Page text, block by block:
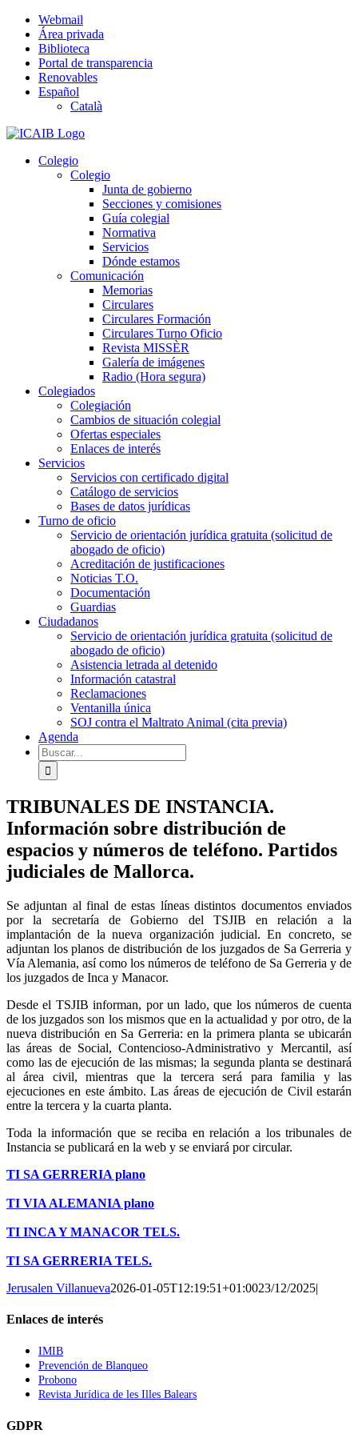
Saltar
contenido
Webmail
Área privada
Biblioteca
Portal de transparencia
Renovables
Español
Català
Colegio
Colegio
Junta de gobierno
Secciones y comisiones
Guía colegial
Normativa
Servicios
Dónde estamos
Comunicación
Memorias
Circulares
Circulares Formación
Circulares Turno Oficio
Revista MISSÈR
Galería de imágenes
Radio (Hora segura)
Colegiados
Colegiación
Cambios de situación colegial
Ofertas especiales
Enlaces de interés
Servicios
Servicios con certificado digital
Catálogo de servicios
Bases de datos jurídicas
Turno de oficio
Servicio de orientación jurídica gratuita (solicitud de
abogado de oficio)
Acreditación de justificaciones
Noticias T.O.
Documentación
Guardias
Ciudadanos
Servicio de orientación jurídica gratuita (solicitud de
abogado de oficio)
Asistencia letrada al detenido
Información catastral
Reclamaciones
Ventanilla única
SOJ contra el Maltrato Animal (cita previa)
Agenda
Buscar:
TRIBUNALES DE INSTANCIA.
Información sobre distribución de
espacios y números de teléfono. Partidos
judiciales de Mallorca.
Se adjuntan al final de estas líneas distintos documentos enviados
por la secretaría de Gobierno del TSJIB en relación a la
implantación de la nueva organización judicial. En concreto, se
adjuntan los planos de distribución de los juzgados de Sa Gerreria y
Vía Alemania, así como los números de teléfono de Sa Gerreria y de
los juzgados de Inca y Manacor.
Desde el TSJIB informan, por un lado, que los números de cuenta
de los juzgados son los mismos que en la actualidad y por otro, de la
nueva distribución en Sa Gerreria: en la primera planta se ubicarán
las áreas de Social, Contencioso-Administrativo y Mercantil, así
como las de ejecución de las mismas; la segunda planta se destinará
al área civil, mientras que la tercera será para familia y las
ejecuciones en este ámbito. Las áreas de ejecución de Civil estarán
entre la tercera y la cuarta planta.
Toda la información que se reciba en relación a los tribunales de
Instancia se publicará en la web y se enviará por circular.
TI SA GERRERIA plano
TI VIA ALEMANIA plano
TI INCA Y MANACOR TELS.
TI SA GERRERIA TELS.
Jerusalen Villanueva2026-01-05T12:19:51+01:0023/12/2025|
Enlaces de interés
IMIB
Prevención de Blanqueo
Probono
Revista Jurídica de les Illes Balears
GDPR